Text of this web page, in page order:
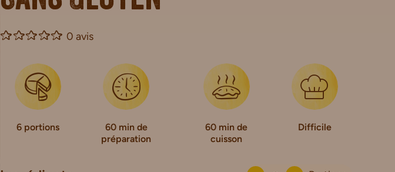
0 avis
6 portions
60 min de
préparation
60 min de
cuisson
Difficile